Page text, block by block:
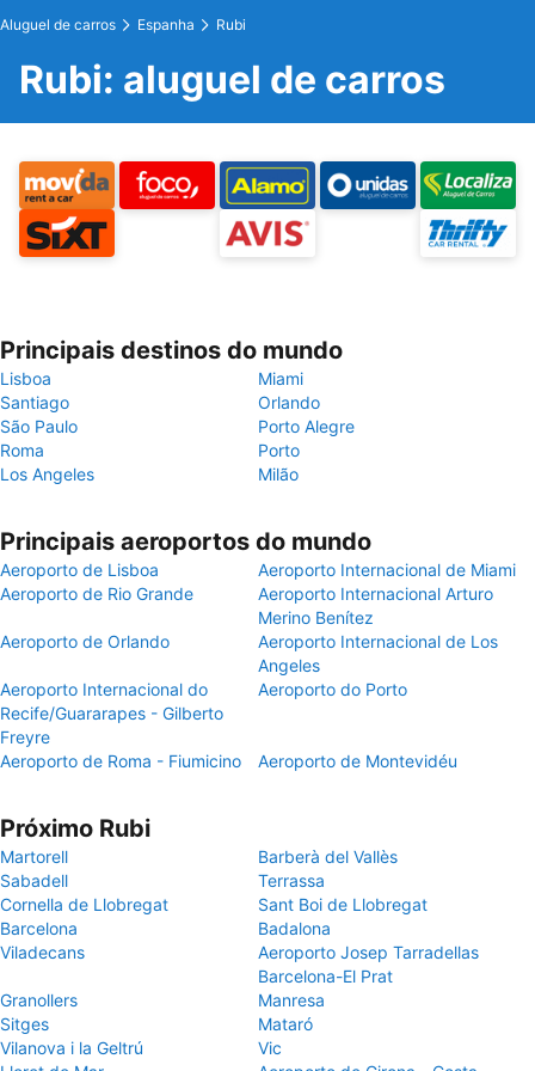
Aluguel de carros Espanha Rubi
Rubi: aluguel de carros
Principais destinos do mundo
Lisboa
Miami
Santiago
Orlando
São Paulo
Porto Alegre
Roma
Porto
Los Angeles
Milão
Principais aeroportos do mundo
Aeroporto de Lisboa
Aeroporto Internacional de Miami
Aeroporto de Rio Grande
Aeroporto Internacional Arturo
Merino Benítez
Aeroporto de Orlando
Aeroporto Internacional de Los
Angeles
Aeroporto Internacional do
Recife/Guararapes - Gilberto
Freyre
Aeroporto do Porto
Aeroporto de Roma - Fiumicino Aeroporto de Montevidéu
Próximo Rubi
Martorell
Barberà del Vallès
Sabadell
Terrassa
Cornella de Llobregat
Sant Boi de Llobregat
Barcelona
Badalona
Viladecans
Aeroporto Josep Tarradellas
Barcelona-El Prat
Granollers
Manresa
Sitges
Mataró
Vilanova i la Geltrú
Vic